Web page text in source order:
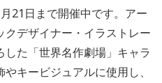
21日まで開催中です。アー
クデザイナー・イラストレー
た「世界名作劇場」キャラ
キービジュアルに使用し、